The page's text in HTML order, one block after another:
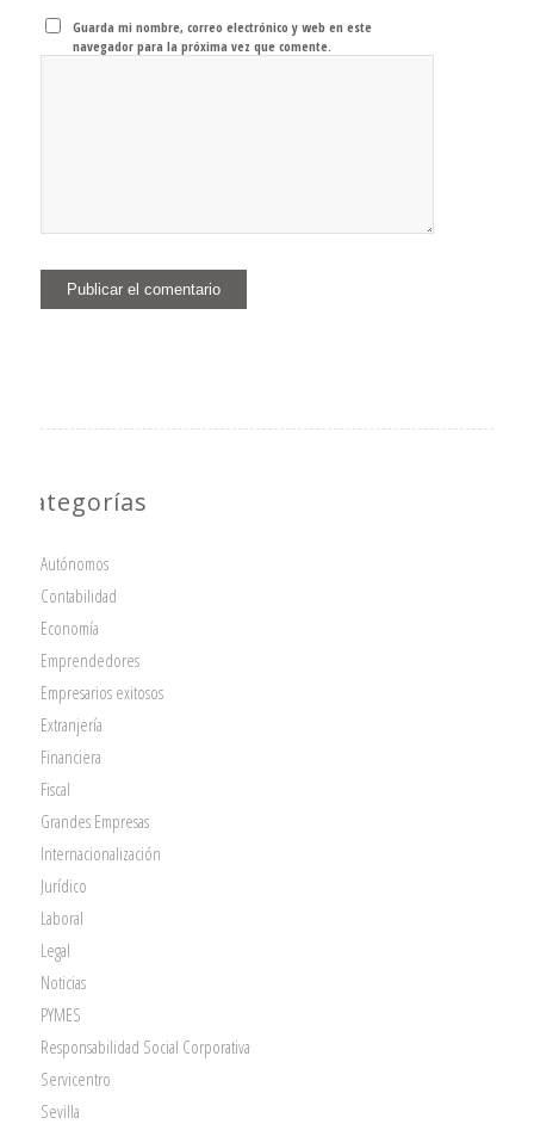
Guarda mi nombre, correo electrónico y web en este
navegador para la próxima vez que comente.
Categorías
Autónomos
Contabilidad
Economía
Emprendedores
Empresarios exitosos
Extranjería
Financiera
Fiscal
Grandes Empresas
Internacionalización
Jurídico
Laboral
Legal
Noticias
PYMES
Responsabilidad Social Corporativa
Servicentro
Sevilla